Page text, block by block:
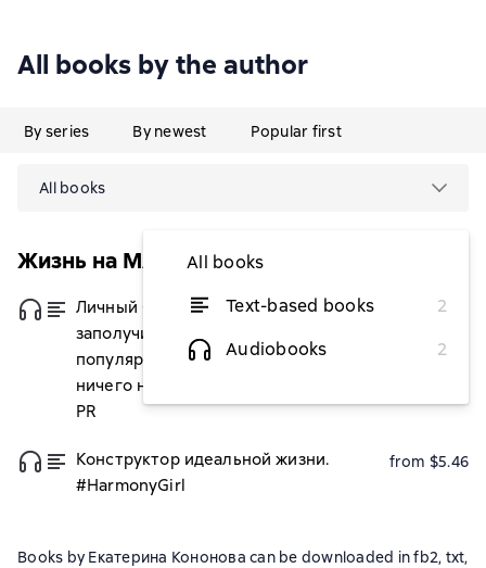
All books by the author
By series By newest Popular first
All books
All books
Text-based books
2
Audiobooks
2
Жизнь на MAXIMUM!
Личный бренд с нуля. Как
заполучить признание,
популярность, славу, когда ты
ничего не знаешь о персональном
PR
from $5.10
Конструктор идеальной жизни.
#HarmonyGirl
from $5.46
Books by Екатерина Кононова can be downloaded in fb2, txt,